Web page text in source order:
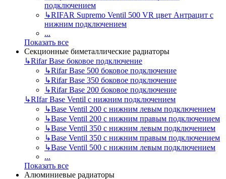
подключением
↳RIFAR Supremo Ventil 500 VR цвет Антрацит с
нижним подключением
...
Показать все
Секционные биметаллические радиаторы
↳Rifar Base боковое подключение
↳Rifar Base 500 боковое подключение
↳Rifar Base 350 боковое подключение
↳Rifar Base 200 боковое подключение
↳RIfar Base Ventil с нижним подключением
↳Base Ventil 200 с нижним левым подключением
↳Base Ventil 200 с нижним правым подключением
↳Base Ventil 350 с нижним левым подключением
↳Base Ventil 350 с нижним правым подключением
↳Base Ventil 500 с нижним левым подключением
...
Показать все
Алюминиевые радиаторы